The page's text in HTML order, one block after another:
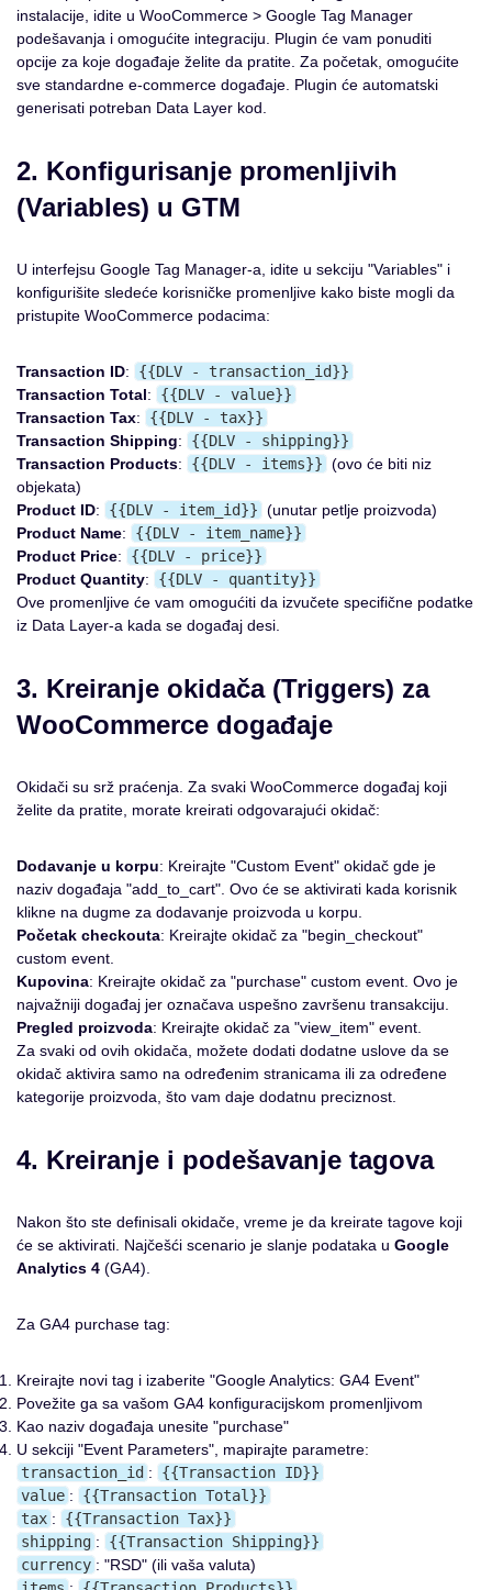
instalacije, idite u WooCommerce > Google Tag Manager
podešavanja i omogućite integraciju. Plugin će vam ponuditi
opcije za koje događaje želite da pratite. Za početak, omogućite
sve standardne e-commerce događaje. Plugin će automatski
generisati potreban Data Layer kod.
2. Konfigurisanje promenljivih
(Variables) u GTM
U interfejsu Google Tag Manager-a, idite u sekciju "Variables" i
konfigurišite sledeće korisničke promenljive kako biste mogli da
pristupite WooCommerce podacima:
Transaction ID:
{{DLV - transaction_id}}
Transaction Total:
{{DLV - value}}
Transaction Tax:
{{DLV - tax}}
Transaction Shipping:
{{DLV - shipping}}
Transaction Products: {{DLV - items}} (ovo će biti niz
objekata)
Product ID: {{DLV - item_id}} (unutar petlje proizvoda)
Product Name:
{{DLV - item_name}}
Product Price:
{{DLV - price}}
Product Quantity:
{{DLV - quantity}}
Ove promenljive će vam omogućiti da izvučete specifične podatke
iz Data Layer-a kada se događaj desi.
3. Kreiranje okidača (Triggers) za
WooCommerce događaje
Okidači su srž praćenja. Za svaki WooCommerce događaj koji
želite da pratite, morate kreirati odgovarajući okidač:
Dodavanje u korpu: Kreirajte "Custom Event" okidač gde je
naziv događaja "add_to_cart". Ovo će se aktivirati kada korisnik
klikne na dugme za dodavanje proizvoda u korpu.
Početak checkouta: Kreirajte okidač za "begin_checkout"
custom event.
Kupovina: Kreirajte okidač za "purchase" custom event. Ovo je
najvažniji događaj jer označava uspešno završenu transakciju.
Pregled proizvoda: Kreirajte okidač za "view_item" event.
Za svaki od ovih okidača, možete dodati dodatne uslove da se
okidač aktivira samo na određenim stranicama ili za određene
kategorije proizvoda, što vam daje dodatnu preciznost.
4. Kreiranje i podešavanje tagova
Nakon što ste definisali okidače, vreme je da kreirate tagove koji
će se aktivirati. Najčešći scenario je slanje podataka u Google
Analytics 4 (GA4).
Za GA4 purchase tag:
Kreirajte novi tag i izaberite "Google Analytics: GA4 Event"
Povežite ga sa vašom GA4 konfiguracijskom promenljivom
Kao naziv događaja unesite "purchase"
U sekciji "Event Parameters", mapirajte parametre:
transaction_id :
{{Transaction ID}}
value :
{{Transaction Total}}
tax :
{{Transaction Tax}}
shipping :
{{Transaction Shipping}}
currency : "RSD" (ili vaša valuta)